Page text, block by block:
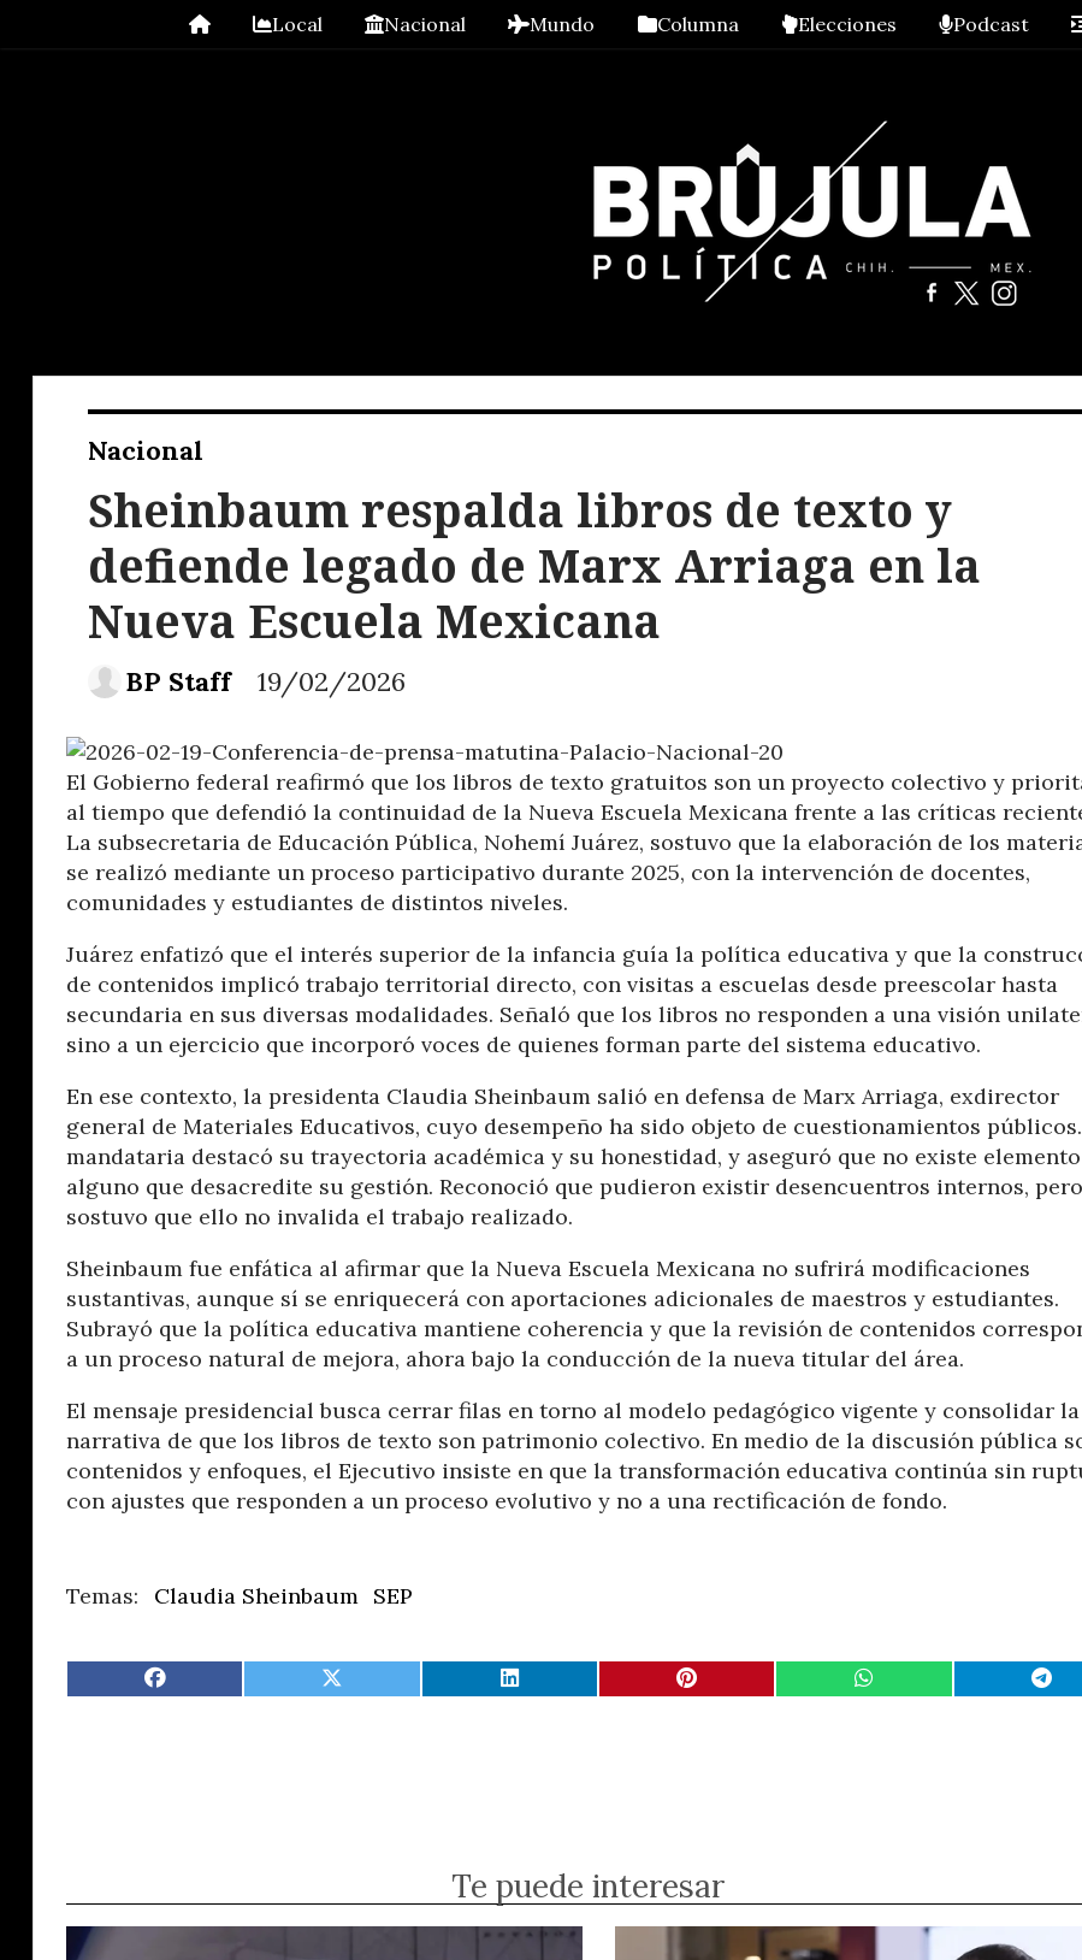
Local Nacional Mundo Columna Elecciones Podcast
Sheinbaum respalda libros de texto y
defiende legado de Marx Arriaga en la
Nueva Escuela Mexicana
Nacional
19/02/2026
BP Staff
El Gobierno federal reafirmó que los libros de texto gratuitos son un proyecto colectivo y
al tiempo que defendió la continuidad de la Nueva Escuela Mexicana frente a las críticas
La subsecretaria de Educación Pública, Nohemí Juárez, sostuvo que la elaboración de los
se realizó mediante un proceso participativo durante 2025, con la intervención de docentes,
comunidades y estudiantes de distintos niveles.
Juárez enfatizó que el interés superior de la infancia guía la política educativa y que la
de contenidos implicó trabajo territorial directo, con visitas a escuelas desde preescolar hasta
secundaria en sus diversas modalidades. Señaló que los libros no responden a una visión
sino a un ejercicio que incorporó voces de quienes forman parte del sistema educativo.
En ese contexto, la presidenta Claudia Sheinbaum salió en defensa de Marx Arriaga, exdirector
general de Materiales Educativos, cuyo desempeño ha sido objeto de cuestionamientos
mandataria destacó su trayectoria académica y su honestidad, y aseguró que no existe elemento
alguno que desacredite su gestión. Reconoció que pudieron existir desencuentros internos, pero
sostuvo que ello no invalida el trabajo realizado.
Sheinbaum fue enfática al afirmar que la Nueva Escuela Mexicana no sufrirá modificaciones
sustantivas, aunque sí se enriquecerá con aportaciones adicionales de maestros y estudiantes.
Subrayó que la política educativa mantiene coherencia y que la revisión de contenidos
a un proceso natural de mejora, ahora bajo la conducción de la nueva titular del área.
El mensaje presidencial busca cerrar filas en torno al modelo pedagógico vigente y consolidar la
narrativa de que los libros de texto son patrimonio colectivo. En medio de la discusión pública
contenidos y enfoques, el Ejecutivo insiste en que la transformación educativa continúa sin
con ajustes que responden a un proceso evolutivo y no a una rectificación de fondo.
Claudia Sheinbaum SEP
Te puede interesar